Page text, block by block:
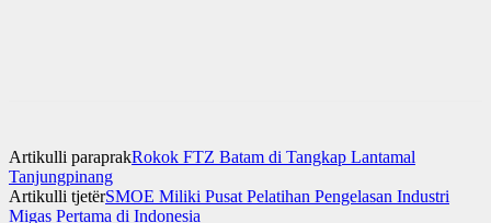
Artikulli paraprakRokok FTZ Batam di Tangkap Lantamal
Tanjungpinang
Artikulli tjetërSMOE Miliki Pusat Pelatihan Pengelasan Industri
Migas Pertama di Indonesia